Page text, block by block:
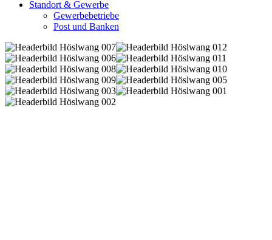
Standort & Gewerbe
Gewerbebetriebe
Post und Banken